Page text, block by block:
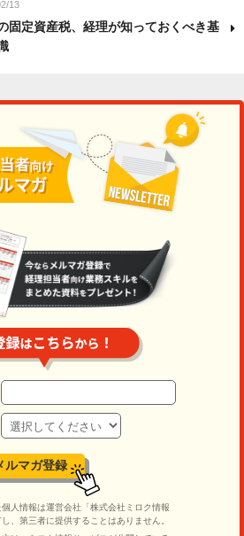
13
固定資産税、経理が知っておくべき基